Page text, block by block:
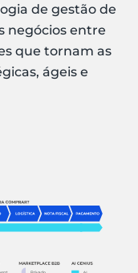
de gestão de
negócios entre
que tornam as
ágeis e